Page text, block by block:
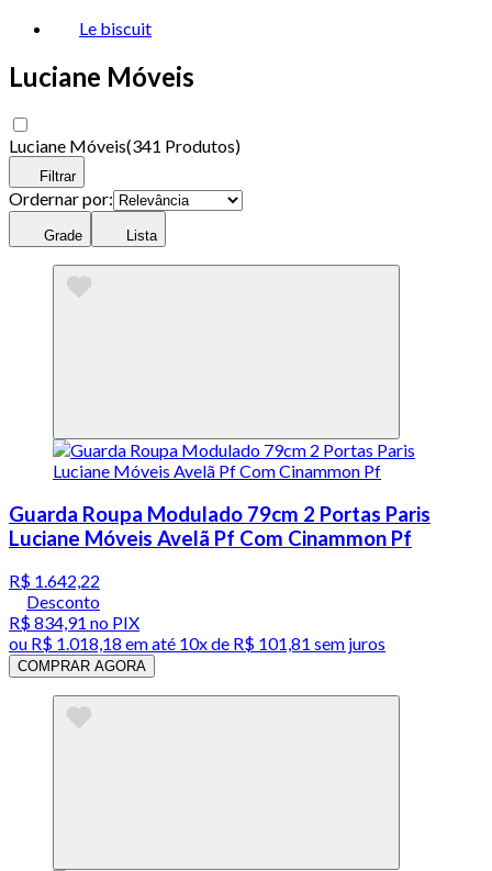
Le biscuit
Luciane Móveis
Luciane Móveis(341 Produtos)
Filtrar
Ordernar por:
Grade Lista
Guarda Roupa Modulado 79cm 2 Portas Paris
Luciane Móveis Avelã Pf Com Cinammon Pf
R$ 1.642,22
Desconto
R$ 834,91 no PIX
ou R$ 1.018,18 em até 10x de R$ 101,81 sem juros
COMPRAR AGORA